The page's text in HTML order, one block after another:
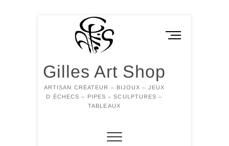
Gilles Art Shop
ARTISAN CRÉATEUR – BIJOUX – JEUX
D ÉCHECS – PIPES – SCULPTURES –
TABLEAUX
M